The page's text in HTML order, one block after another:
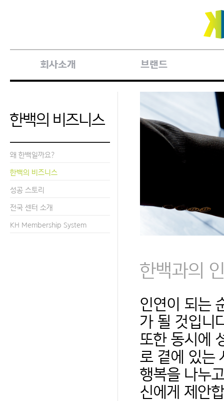
회사소개 브랜드
한백의 비즈니스
왜 한백일까요?
한백의 비즈니스
성공 스토리
전국 센터 소개
KH Membership System
한백과의
인연이 되는
가 될 것입니
또한 동시에
로 곁에 있는
행복을 나누
신에게 제안